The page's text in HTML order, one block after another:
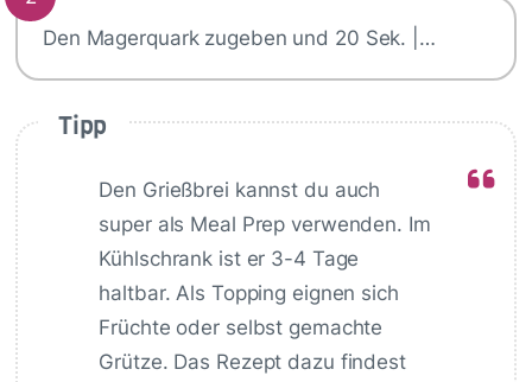
Den Magerquark zugeben und 20 Sek. |…
Tipp
Den Grießbrei kannst du auch
super als Meal Prep verwenden. Im
Kühlschrank ist er 3-4 Tage
haltbar. Als Topping eignen sich
Früchte oder selbst gemachte
Grütze. Das Rezept dazu findest